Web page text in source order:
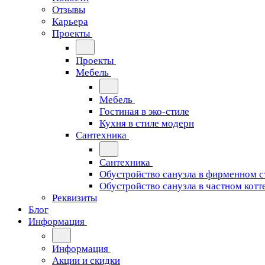
Отзывы
Карьера
Проекты
Проекты
Мебель
Мебель
Гостиная в эко-стиле
Кухня в стиле модерн
Сантехника
Сантехника
Обустройство санузла в фирменном
Обустройство санузла в частном
Реквизиты
Блог
Информация
Информация
Акции и скидки